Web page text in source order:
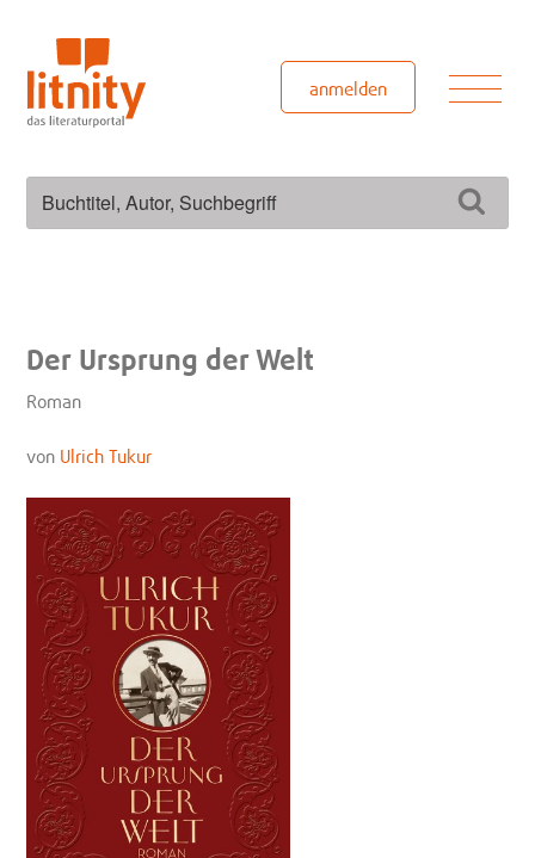
springen
anmelden
Der Ursprung der Welt
Roman
von Ulrich Tukur